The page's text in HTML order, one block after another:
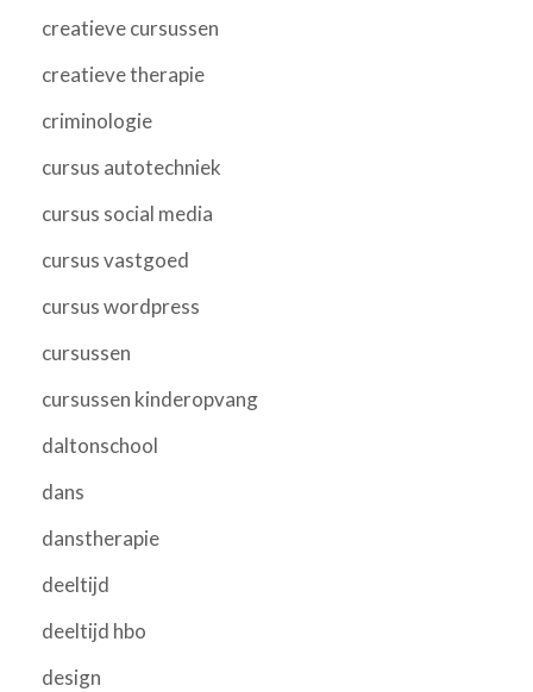
creatieve cursussen
creatieve therapie
criminologie
cursus autotechniek
cursus social media
cursus vastgoed
cursus wordpress
cursussen
cursussen kinderopvang
daltonschool
dans
danstherapie
deeltijd
deeltijd hbo
design